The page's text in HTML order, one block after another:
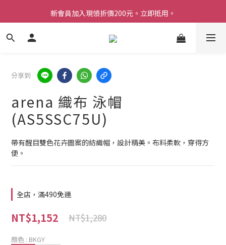
Welcome 台灣官方旗艦館
新會員加入現領折價200元。立即抵用。
Welcome 台灣官方旗艦館
分享到
arena 織布 泳帽
(AS5SSC75U)
帶有醒目雙色花卉圖案的紡織帽，設計精美。布料柔軟，穿得方
便。
全店，滿490免運
NT$1,152 NT$1,280
顏色 : BKGY